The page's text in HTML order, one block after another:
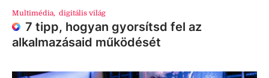
Multimédia, digitális világ
7 tipp, hogyan gyorsítsd fel az
alkalmazásaid működését